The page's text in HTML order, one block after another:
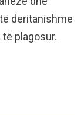
deritanishme
plagosur.